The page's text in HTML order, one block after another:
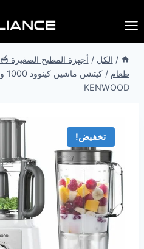
إلى
المحتوى
/ الكل / أجهزة المطبخ الصغيرة 🥣
طعام /
KENWOOD
تخفيض!